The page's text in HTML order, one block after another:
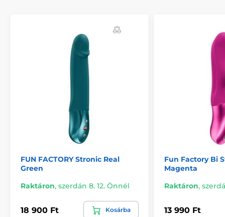
FUN FACTORY Stronic Real
Green
Raktáron, szerdán 8. 12. Önnél
18 900 Ft Kosárba
Fun Factory Bi
Magenta
Raktáron,
13 990 Ft